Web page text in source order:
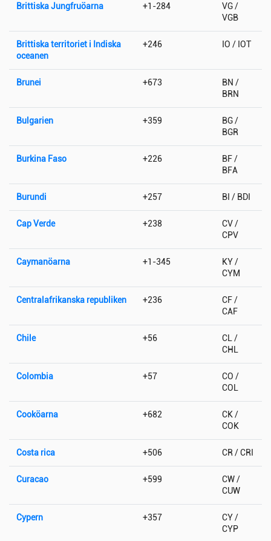
Brittiska Jungfruöarna +1-284
VG /
VGB
Brittiska territoriet i Indiska
oceanen
+246 IO / IOT
Brunei +673
BN /
BRN
Bulgarien +359
BG /
BGR
Burkina Faso +226
BF /
BFA
Burundi +257 BI / BDI
Cap Verde +238
CV /
CPV
Caymanöarna +1-345
KY /
CYM
Centralafrikanska republiken +236
CF /
CAF
Chile +56
CL /
CHL
Colombia +57
CO /
COL
Cooköarna +682
CK /
COK
Costa rica +506 CR / CRI
Curacao +599
CW /
CUW
Cypern +357
CY /
CYP